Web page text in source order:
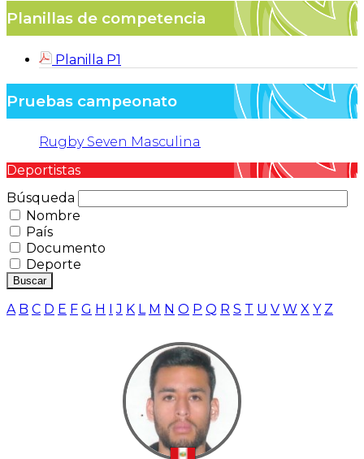
Planillas de competencia
Planilla P1
Pruebas campeonato
Rugby Seven Masculina
Deportistas
Búsqueda
Nombre
País
Documento
Deporte
Buscar
A B C D E F G H I J K L M N O P Q R S T U V W X Y Z